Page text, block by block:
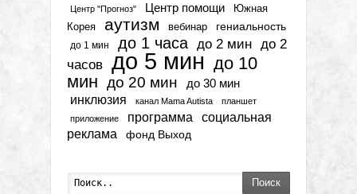
Центр "Прогноз" Центр помощи
Южная
Корея
аутизм вебинар гениальность
до 1 мин до 1 часа до 2 мин до 2
часов до 5 мин до 10
мин до 20 мин до 30 мин
инклюзия канал Mama Autista
планшет
приложение
программа
социальная
реклама
фонд Выход
Поиск